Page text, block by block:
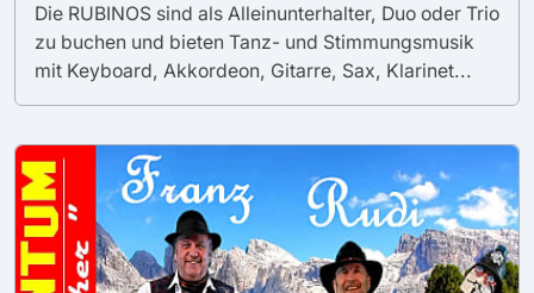
Die RUBINOS sind als Alleinunterhalter, Duo oder Trio
zu buchen und bieten Tanz- und Stimmungsmusik
mit Keyboard, Akkordeon, Gitarre, Sax, Klarinet...